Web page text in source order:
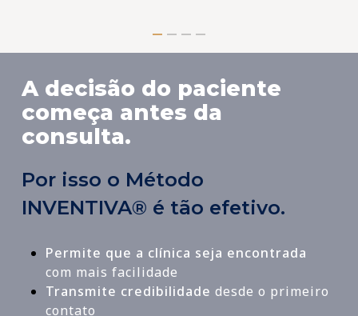
A decisão do paciente
começa antes da
consulta.
Por isso o Método
INVENTIVA® é tão efetivo.
Permite que a clínica seja encontrada
com mais facilidade
Transmite credibilidade desde o primeiro
contato